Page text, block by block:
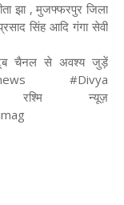
झा , मुजफ्फरपुर जिला
सिंह आदि गंगा सेवी
चैनल से अवश्य जुड़ें
#Divya
रश्मि न्यूज़